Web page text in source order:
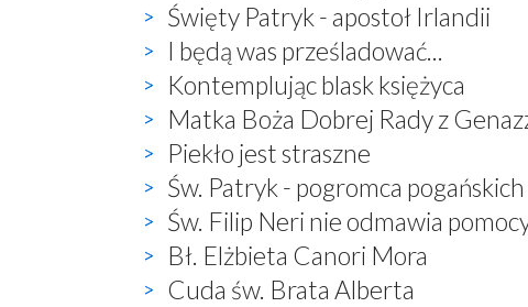
Święty Patryk - apostoł Irlandii
I będą was prześladować...
Kontemplując blask księżyca
Matka Boża Dobrej Rady z
Piekło jest straszne
Św. Patryk - pogromca
Św. Filip Neri nie odmawia
Bł. Elżbieta Canori Mora
Cuda św. Brata Alberta